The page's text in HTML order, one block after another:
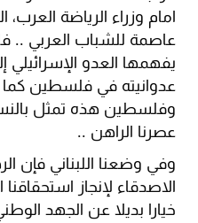
امام وزراء الرياضة
عاصمة للشباب العربي
يفهمها العدو الإسرائيلي
عدوانيته في فلسطين كما
وفلسطين هذه تمثل
عصرنا الراهن ..
وفي وضعنا اللبناني فإن
الاصدقاء لإنجاز
خيارا بديلا عن الجهد